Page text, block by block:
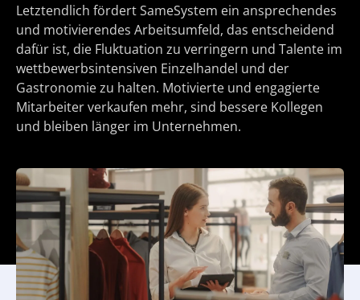
Letztendlich fördert SameSystem ein ansprechendes
und motivierendes Arbeitsumfeld, das entscheidend
dafür ist, die Fluktuation zu verringern und Talente im
wettbewerbsintensiven Einzelhandel und der
Gastronomie zu halten. Motivierte und engagierte
Mitarbeiter verkaufen mehr, sind bessere Kollegen
und bleiben länger im Unternehmen.